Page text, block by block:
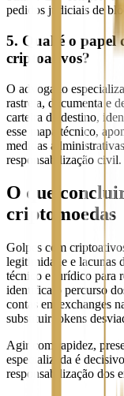
pedidos judiciais de
5. Qual é o papel
criptoativos?
O advogado
rastreia, documenta e
carteira de destino,
esse mapa técnico,
medidas
responsabilização civil.
O que
criptomoedas
Golpes com
legitimidade e lacunas
técnico e jurídico para
identifica o percurso
contas em exchanges
substituir tokens
Agir com rapidez,
especializada é
responsabilização dos